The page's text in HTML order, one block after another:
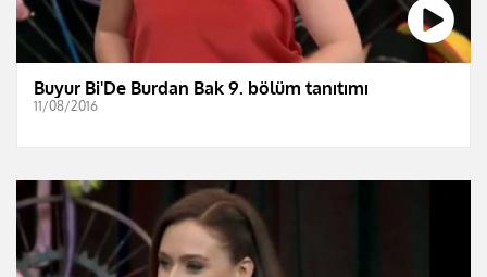
Buyur Bi'De Burdan Bak 9. bölüm tanıtımı
11/08/2016